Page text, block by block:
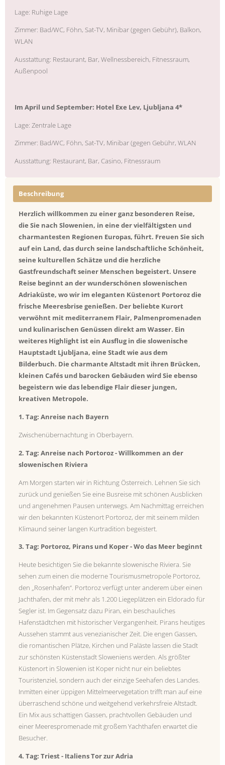
Beschreibung
Herzlich willkommen zu einer ganz besonderen Reise,
die Sie nach Slowenien, in eine der vielfältigsten und
charmantesten Regionen Europas, führt. Freuen Sie sich
auf ein Land, das durch seine landschaftliche Schönheit,
seine kulturellen Schätze und die herzliche
Gastfreundschaft seiner Menschen begeistert. Unsere
Reise beginnt an der wunderschönen slowenischen
Adriaküste, wo wir im eleganten Küstenort Portoroz die
frische Meeresbrise genießen. Der beliebte Kurort
verwöhnt mit mediterranem Flair, Palmenpromenaden
und kulinarischen Genüssen direkt am Wasser. Ein
weiteres Highlight ist ein Ausflug in die slowenische
Hauptstadt Ljubljana, eine Stadt wie aus dem
Bilderbuch. Die charmante Altstadt mit ihren Brücken,
kleinen Cafés und barocken Gebäuden wird Sie ebenso
begeistern wie das lebendige Flair dieser jungen,
kreativen Metropole.
1. Tag: Anreise nach Bayern
Zwischenübernachtung in Oberbayern.
2. Tag: Anreise nach Portoroz - Willkommen an der
slowenischen Riviera
Am Morgen starten wir in Richtung Österreich. Lehnen Sie sich
zurück und genießen Sie eine Busreise mit schönen Ausblicken
und angenehmen Pausen unterwegs. Am Nachmittag erreichen
wir den bekannten Küstenort Portoroz, der mit seinem milden
Klimaund seiner langen Kurtradition begeistert.
3. Tag: Portoroz, Pirans und Koper - Wo das Meer beginnt
Heute besichtigen Sie die bekannte slowenische Riviera. Sie
sehen zum einen die moderne Tourismusmetropole Portoroz,
den „Rosenhafen“. Portoroz verfügt unter anderem über einen
Jachthafen, der mit mehr als 1.200 Liegeplätzen ein Eldorado für
Segler ist. Im Gegensatz dazu Piran, ein beschauliches
Hafenstädtchen mit historischer Vergangenheit. Pirans heutiges
Aussehen stammt aus venezianischer Zeit. Die engen Gassen,
die romantischen Plätze, Kirchen und Paläste lassen die Stadt
zur schönsten Küstenstadt Sloweniens werden. Als größter
Küstenort in Slowenien ist Koper nicht nur ein beliebtes
Touristenziel, sondern auch der einzige Seehafen des Landes.
Inmitten einer üppigen Mittelmeervegetation trifft man auf eine
überraschend schöne und weitgehend verkehrsfreie Altstadt.
Ein Mix aus schattigen Gassen, prachtvollen Gebäuden und
einer Meerespromenade mit großem Yachthafen erwartet die
Besucher.
4. Tag: Triest - Italiens Tor zur Adria
Lage: Ruhige Lage
Zimmer: Bad/WC, Föhn, Sat-TV, Minibar (gegen Gebühr), Balkon,
WLAN
Ausstattung: Restaurant, Bar, Wellnessbereich, Fitnessraum,
Außenpool
Im April und September: Hotel Exe Lev, Ljubljana 4*
Lage:Zentrale Lage
Zimmer: Bad/WC, Föhn, Sat-TV, Minibar (gegen Gebühr, WLAN
Ausstattung: Restaurant, Bar, Casino, Fitnessraum